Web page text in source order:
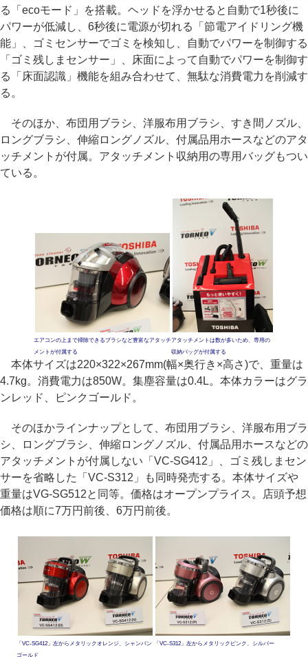
る「ecoモード」を搭載。ヘッドを浮かせると自動で1秒後に
パワーが低減し、6秒後に電源が切れる「節電アイドリング機
能」、ゴミセンサーでゴミを検知し、自動でパワーを制御する
「ゴミ残しまセンサー」、床面によって自動でパワーを制御す
る「床面認識」機能を組み合わせて、無駄な消費電力を削減す
る。
そのほか、布団用ブラシ、洋服布用ブラシ、すき間ノズル、
ロングブラシ、伸縮ロングノズル、付属品用ホースなどのアタ
ッチメントが付属。アタッチメント収納用の専用バッグもつい
ている。
エアコンの上まで掃除できるブラシなど豊富なアタッチ
メントが付属する
アタッチメントは数が多いため、専用の
収納バッグが付属する
本体サイズは220×322×267mm(幅×奥行き×高さ)で、重量は
4.7kg。消費電力は850W。集塵容量は0.4L。本体カラーはグラ
ンレッド、ピンクゴールド。
そのほかラインナップとして、布団用ブラシ、洋服布用ブラ
シ、ロングブラシ、伸縮ロングノズル、付属品用ホースなどの
アタッチメントが付属しない「VC-SG412」、ゴミ残しまセン
サーを省略した「VC-S312」も同時発売する。本体サイズや
重量はVG-SG512と同等。価格はオープンプライス。店頭予想
価格は順に7万円前後、6万円前後。
「VC-SG412」左からメタリックオレンジ、シャンパン
ゴールド
「VC-S312」左からメタリックピンク、シルバー